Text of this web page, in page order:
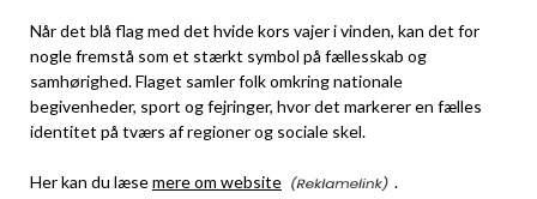
Når det blå flag med det hvide kors vajer i vinden, kan det for
nogle fremstå som et stærkt symbol på fællesskab og
samhørighed. Flaget samler folk omkring nationale
begivenheder, sport og fejringer, hvor det markerer en fælles
identitet på tværs af regioner og sociale skel.
Her kan du læsemere om website .